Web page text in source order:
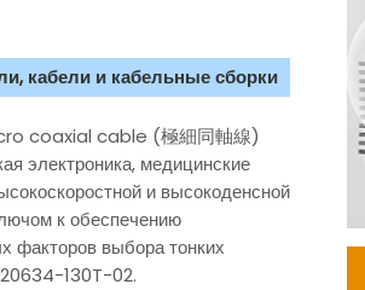
кабели и кабельные сборки
coaxial cable (極細同軸線)
электроника, медицинские
и высокоденсной
к обеспечению
факторов выбора тонких
130T-02.